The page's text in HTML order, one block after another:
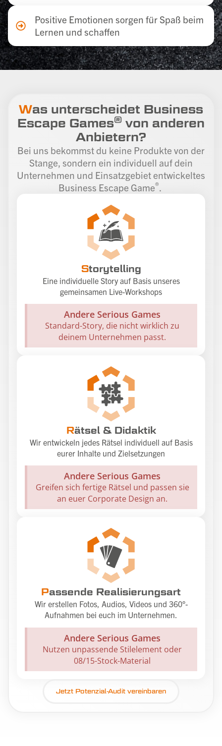
Positive Emotionen sorgen für Spaß beim
Lernen und schaffen
Was unterscheidet Business
Escape Games® von anderen
Anbietern?
Bei uns bekommst du keine Produkte von der
Stange, sondern ein individuell auf dein
Unternehmen und Einsatzgebiet entwickeltes
Business Escape Game®.
Storytelling
Eine individuelle Story auf Basis unseres
gemeinsamen Live-Workshops
Andere Serious Games
Standard-Story, die nicht wirklich zu
deinem Unternehmen passt.
Rätsel & Didaktik
Wir entwickeln jedes Rätsel individuell auf Basis
eurer Inhalte und Zielsetzungen
Andere Serious Games
Greifen sich fertige Rätsel und passen sie
an euer Corporate Design an.
Passende Realisierungsart
Wir erstellen Fotos, Audios, Videos und 360°-
Aufnahmen bei euch im Unternehmen.
Andere Serious Games
Nutzen unpassende Stilelement oder
08/15-Stock-Material
Jetzt Potenzial-Audit vereinbaren